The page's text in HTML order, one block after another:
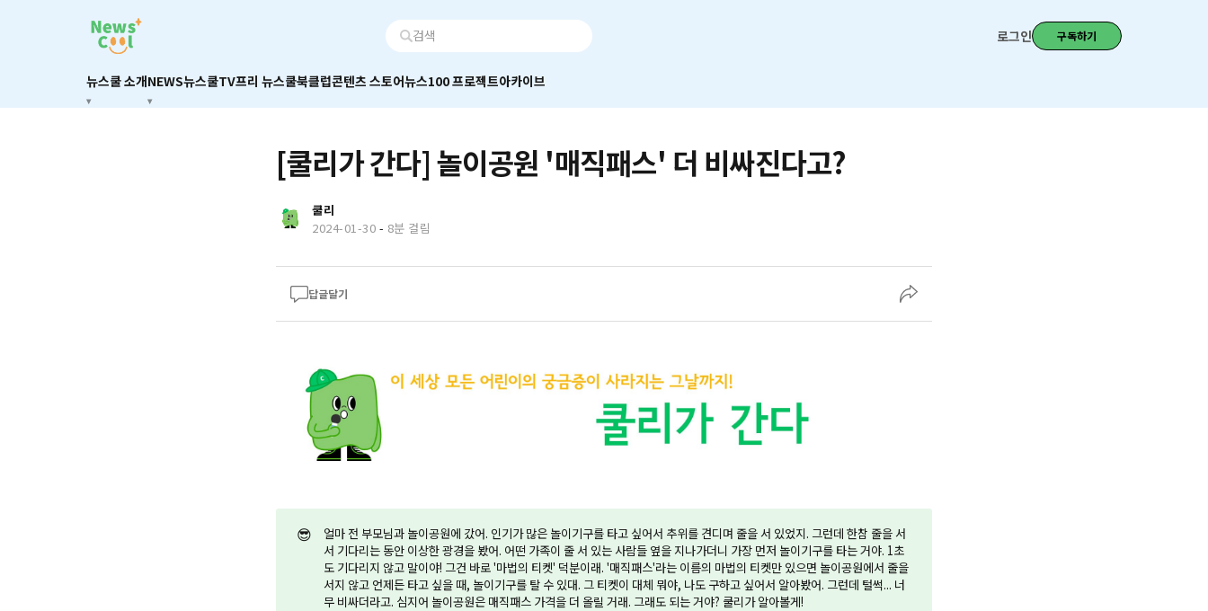
로그인 구독하기
뉴스쿨 소개NEWS뉴스쿨TV프리 뉴스쿨북클럽콘텐츠 스토어뉴스100 프로젝트아카이브
[쿨리가 간다] 놀이공원 '매직패스' 더 비싸진다고?
쿨리
2024-01-30 - 8분 걸림
답글달기
😎
얼마 전 부모님과 놀이공원에 갔어. 인기가 많은 놀이기구를 타고 싶어서 추위를 견디며 줄을 서 있었지. 그런데 한참 줄을 서
서 기다리는 동안 이상한 광경을 봤어. 어떤 가족이 줄 서 있는 사람들 옆을 지나가더니 가장 먼저 놀이기구를 타는 거야. 1초
도 기다리지 않고 말이야! 그건 바로 '마법의 티켓' 덕분이래. '매직패스'라는 이름의 마법의 티켓만 있으면 놀이공원에서 줄을
서지 않고 언제든 타고 싶을 때, 놀이기구를 탈 수 있대. 그 티켓이 대체 뭐야, 나도 구하고 싶어서 알아봤어. 그런데 털썩... 너
무 비싸더라고. 심지어 놀이공원은 매직패스 가격을 더 올릴 거래. 그래도 되는 거야? 쿨리가 알아볼게!